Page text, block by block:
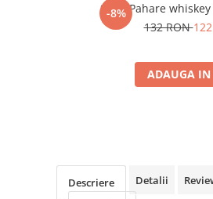
-8%
Set 4 Pahare
132 RON
ADAUGA IN
Descriere Detalii